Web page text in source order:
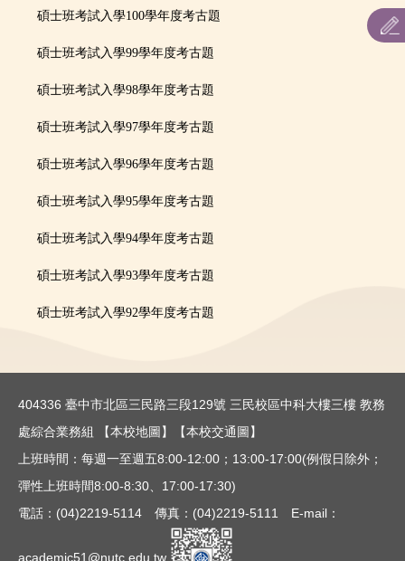
碩士班考試入學100學年度考古題
碩士班考試入學99學年度考古題
碩士班考試入學98學年度考古題
碩士班考試入學97學年度考古題
碩士班考試入學96學年度考古題
碩士班考試入學95學年度考古題
碩士班考試入學94學年度考古題
碩士班考試入學93學年度考古題
碩士班考試入學92學年度考古題
404336 臺中市北區三民路三段129號 三民校區中科大樓三樓 教務
處綜合業務組
【本校地圖】
【本校交通圖】
上班時間：每週一至週五8:00-12:00；13:00-17:00(例假日除外；
彈性上班時間8:00-8:30、17:00-17:30)
電話：(04)2219-5114 傳真：(04)2219-5111 E-mail：
academic51@nutc.edu.tw